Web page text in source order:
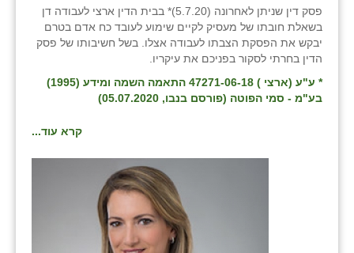
פסק דין שניתן לאחרונה (5.7.20)* בבית הדין ארצי לעבודה דן
בשאלת חובתו של מעסיק לקיים שימוע לעובד כח אדם בטרם
יבקש את הפסקת הצבתו לעבודה אצלו. בשל חשיבותו של פסק
הדין בחרתי לסקור בפניכם את עיקריו.
* ע"ע (ארצי ) 47271-06-18 התאמה השמה ומידע (1995)
בע"מ - סמי הפוטה (פורסם בנבו, 05.07.2020)
קרא עוד...
דקל
זוהר
הדר עם